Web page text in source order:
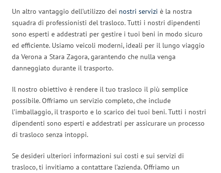
Un altro vantaggio dell’utilizzo dei nostri servizi è la nostra
squadra di professionisti del trasloco. Tutti i nostri dipendenti
sono esperti e addestrati per gestire i tuoi beni in modo sicuro
ed efficiente. Usiamo veicoli moderni, ideali per il lungo viaggio
da Verona a Stara Zagora, garantendo che nulla venga
danneggiato durante il trasporto.
Il nostro obiettivo è rendere il tuo trasloco il più semplice
possibile. Offriamo un servizio completo, che include
l’imballaggio, il trasporto e lo scarico dei tuoi beni. Tutti i nostri
dipendenti sono esperti e addestrati per assicurare un processo
di trasloco senza intoppi.
Se desideri ulteriori informazioni sui costi e sui servizi di
trasloco, ti invitiamo a contattare l’azienda. Offriamo un